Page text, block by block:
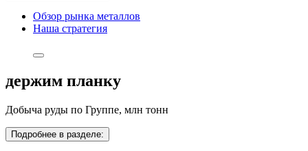
Обзор рынка металлов
Наша стратегия
держим планку
Добыча руды по Группе, млн тонн
Подробнее в разделе: